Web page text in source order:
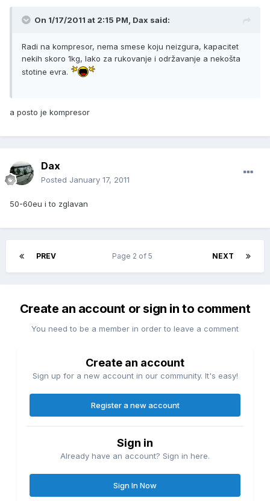
On 1/17/2011 at 2:15 PM, Dax said:
Radi na kompresor, nema smese koju neizgura, kapacitet
nekih skoro 1kg, lako za rukovanje i održavanje a nekošta
stotine evra.
a posto je kompresor
Dax
Posted January 17, 2011
50-60eu i to zglavan
PREV NEXT
Page 2 of 5
Create an account or sign in to comment
You need to be a member in order to leave a comment
Create an account
Sign up for a new account in our community. It's easy!
Register a new account
Sign in
Already have an account? Sign in here.
Sign In Now